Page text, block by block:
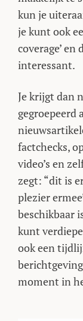
kun je
je kunt ook
coverage’
interessant.
Je krijgt dan
gegroepeerd
factchecks,
video’s en
zegt: “dit is
plezier
beschikbaar
kunt
ook een
moment in